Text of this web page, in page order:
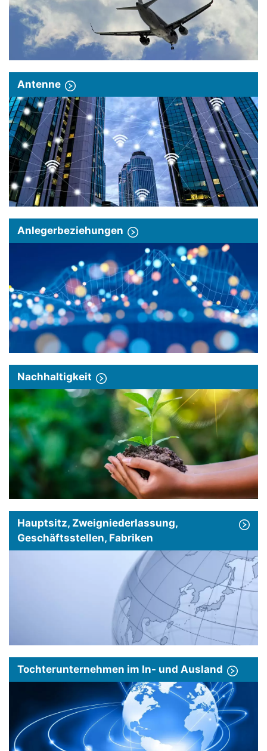
Antenne
Anlegerbeziehungen
Nachhaltigkeit
Hauptsitz, Zweigniederlassung,
Geschäftsstellen, Fabriken
Tochterunternehmen im In- und Ausland